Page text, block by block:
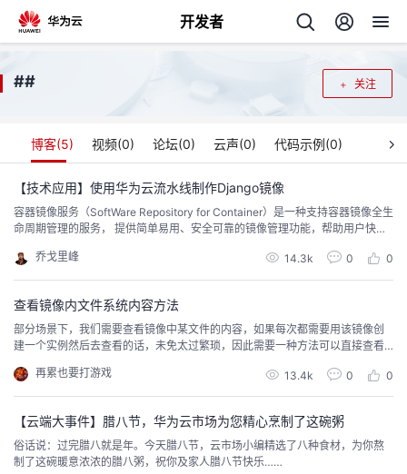
开发者
回
个
人
主
页
我
的
开
发
者
关注
##
博客(5) 视频(0) 论坛(0) 云声(0) 代码示例(0)
【技术应用】使用华为云流水线制作Django镜像
容器镜像服务（SoftWare Repository for Container）是一种支持容器镜像全生
命周期管理的服务， 提供简单易用、安全可靠的镜像管理功能，帮助用户快速
乔戈里峰
14.3k 0 0
查看镜像内文件系统内容方法
部分场景下，我们需要查看镜像中某文件的内容，如果每次都需要用该镜像创
建一个实例然后去查看的话，未免太过繁琐，因此需要一种方法可以直接查看
再累也要打游戏
13.4k 0 0
【云端大事件】腊八节，华为云市场为您精心烹制了这碗粥
俗话说：过完腊八就是年。今天腊八节，云市场小编精选了八种食材，为你熬
制了这碗暖意浓浓的腊八粥，祝你及家人腊八节快乐……